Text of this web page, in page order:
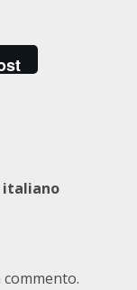
italiano